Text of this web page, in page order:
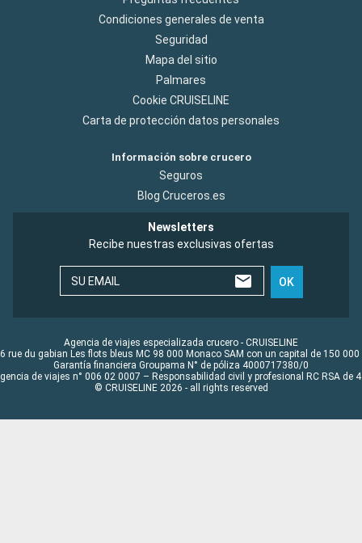
dicho importe es obligatorio acudir a Recepción, esperar la
correspondiente cola y firmar un formulario. Consideramos
que los pasajeros no deberían verse obligados a realizar
este trámite para corregir una actuación iniciada por la
Condiciones generales de venta
Seguridad
Mapa del sitio
Palmares
Cookie CRUISELINE
Carta de protección datos personales
Información sobre crucero
Seguros
Blog Cruceros.es
Newsletters
Recibe nuestras exclusivas ofertas
SU EMAIL OK
Agencia de viajes especializada crucero - CRUISELINE
rue du gabian Les flots bleus MC 98 000 Monaco SAM con un capital de 150 000
Garantía financiera Groupama N° de póliza 4000717380/0
de viajes n° 006 02 0007 – Responsabilidad civil y profesional RC RSA de
© CRUISELINE 2026 - all rights reserved